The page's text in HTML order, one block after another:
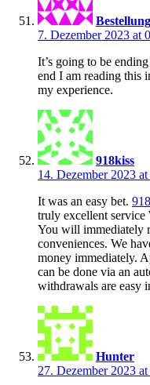
7. Dezember 2023 at
It’s going to be
end I am reading this
my experience.
918kiss
14. Dezember 2023
It was an easy bet.
truly excellent service
You will immediately
conveniences. We
money immediately.
can be done via an
withdrawals are easy
Hunter
27. Dezember 2023